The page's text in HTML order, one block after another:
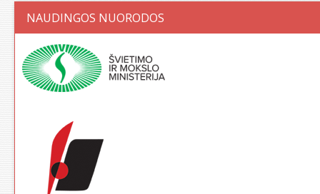
NAUDINGOS NUORODOS